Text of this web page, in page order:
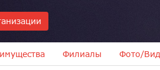
Филиалы Фото/